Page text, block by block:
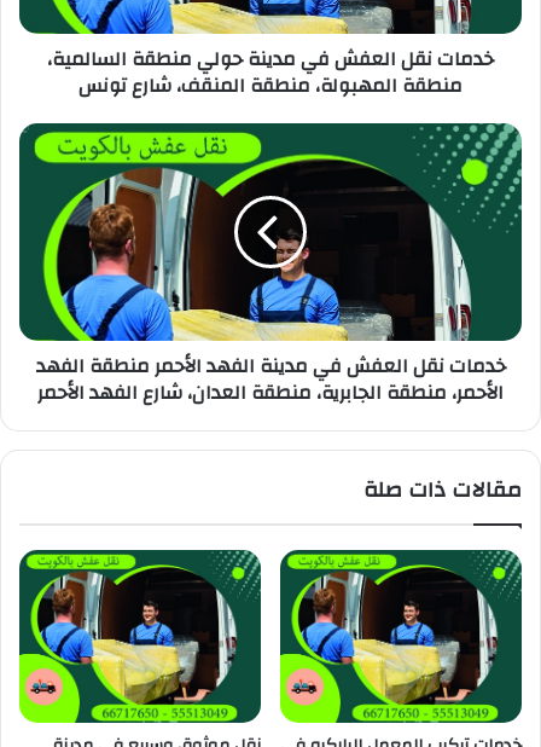
خدمات نقل العفش في مدينة حولي منطقة السالمية،
منطقة المهبولة، منطقة المنقف، شارع تونس
خدمات نقل العفش في مدينة الفهد الأحمر منطقة الفهد
الأحمر، منطقة الجابرية، منطقة العدان، شارع الفهد الأحمر
مقالات ذات صلة